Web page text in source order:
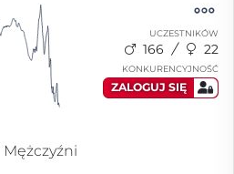
UCZESTNIKÓW
166 22
KONKURENCYJNOŚĆ
ZALOGUJ SIĘ
Mężczyźni